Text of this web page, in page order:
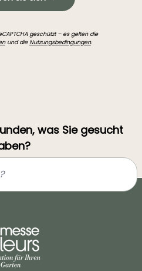
geschützt – es gelten die
und dieNutzungsbedingungen.
was Sie gesucht